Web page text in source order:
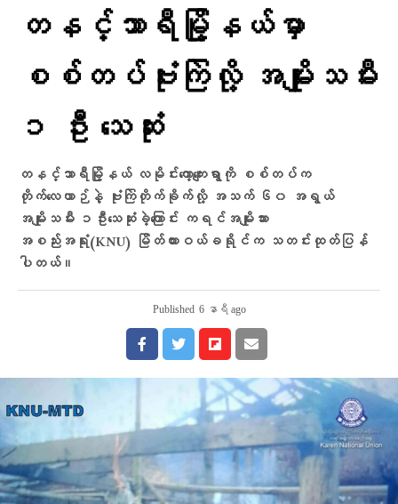
တနင်္သာရီမြို့နယ်မှာ
စစ်တပ်ဗုံးကြဲလို့ အမျိုးသမီး
၁ ဦး သေဆုံး
တနင်္သာရီမြို့နယ် လမိုင်းကော့ကျေးရွာကို စစ်တပ်က
တိုက်လေယာဉ်နဲ့ ဗုံးကြဲတိုက်ခိုက်လို့ အသက် ၆၀ အရွယ်
အမျိုးသမီး ၁ဦးသေဆုံးခဲ့ကြောင်း ကရင်အမျိုးသား
အစည်းအရုံး(KNU) မြိတ်ထားဝယ်ခရိုင်က သတင်းထုတ်ပြန်
ပါတယ်။
Published 6 နာရီ ago